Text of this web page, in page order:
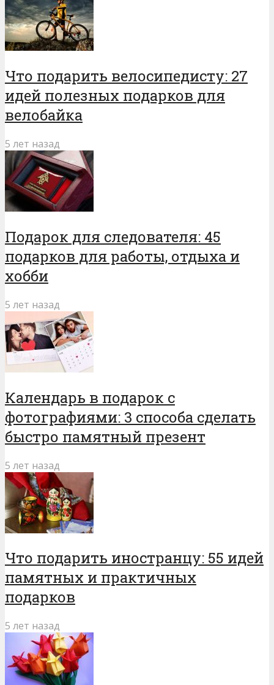
Что подарить велосипедисту: 27
идей полезных подарков для
велобайка
5 лет назад
Подарок для следователя: 45
подарков для работы, отдыха и
хобби
5 лет назад
Календарь в подарок с
фотографиями: 3 способа сделать
быстро памятный презент
5 лет назад
Что подарить иностранцу: 55 идей
памятных и практичных
подарков
5 лет назад